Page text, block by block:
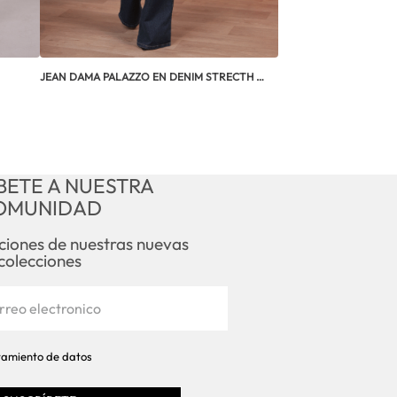
JEAN DAMA PALAZZO EN DENIM STRECTH
A NUESTRA
de nuestras nuevas
de datos